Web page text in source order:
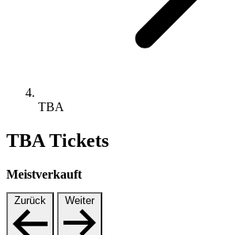
TBA
TBA Tickets
Meistverkauft
Zurück Weiter